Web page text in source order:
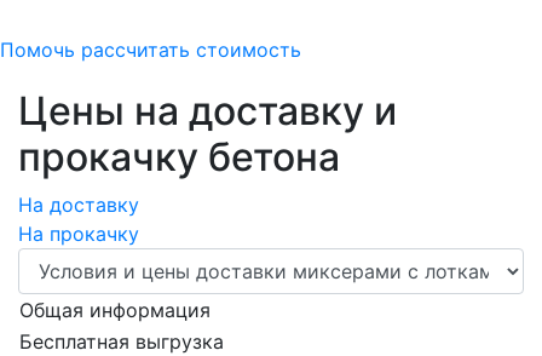
Помочь рассчитать стоимость
Цены на доставку и
прокачку бетона
На доставку
На прокачку
Общая информация
Бесплатная выгрузка